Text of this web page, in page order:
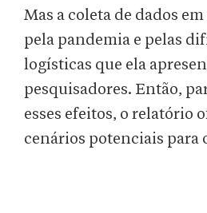
Mas a coleta de dados
pela pandemia e pelas
logísticas que ela
pesquisadores. Então,
esses efeitos, o relatório
cenários potenciais para